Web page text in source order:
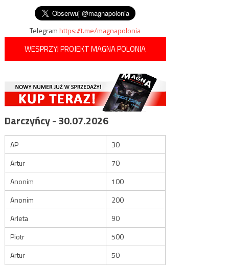
Telegramhttps://t.me/magnapolonia
WESPRZYJ PROJEKT MAGNA POLONIA
Darczyńcy - 30.07.2026
AP
30
Artur
70
Anonim
100
Anonim
200
Arleta
90
Piotr
500
Artur
50